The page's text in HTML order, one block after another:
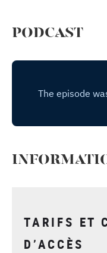
PODCAST
TARIFS ET
D’ACCÈS